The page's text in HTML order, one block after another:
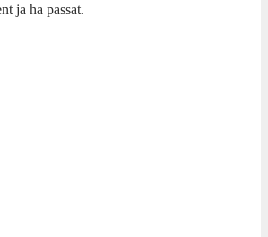
ja ha passat.